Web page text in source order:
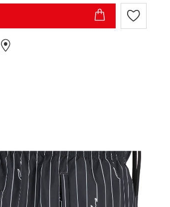
Zur
Wunschliste